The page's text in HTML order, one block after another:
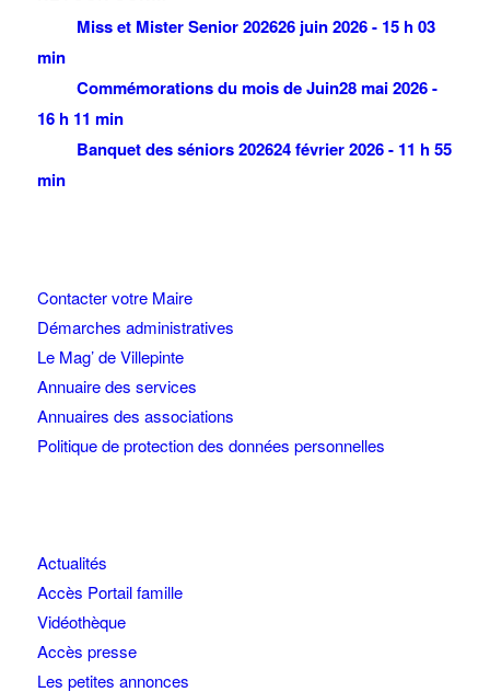
Miss et Mister Senior 202626 juin 2026 - 15 h 03
min
Commémorations du mois de Juin28 mai 2026 -
16 h 11 min
Banquet des séniors 202624 février 2026 - 11 h 55
min
Contacter votre Maire
Démarches administratives
Le Mag’ de Villepinte
Annuaire des services
Annuaires des associations
Politique de protection des données personnelles
Actualités
Accès Portail famille
Vidéothèque
Accès presse
Les petites annonces